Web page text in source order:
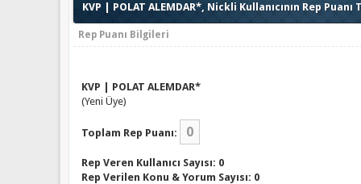
KVP | POLAT ALEMDAR*, Nickli Kullanıcının Rep Puanı
Rep Puanı Bilgileri
KVP | POLAT ALEMDAR*
(Yeni Üye)
Toplam Rep Puanı: 0
Rep Veren Kullanıcı Sayısı: 0
Rep Verilen Konu & Yorum Sayısı: 0